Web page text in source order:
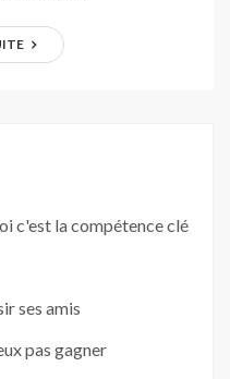
c'est la compétence clé
ses amis
pas gagner